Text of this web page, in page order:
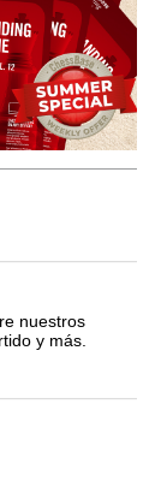
nuestros
y más.